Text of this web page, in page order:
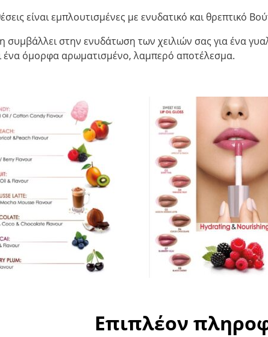
είναι εμπλουτισμένες με ενυδατικό και θρεπτικό
συμβάλλει στην ενυδάτωση των χειλιών σας για ένα
ένα όμορφα αρωματισμένο, λαμπερό αποτέλεσμα.
Επιπλέον